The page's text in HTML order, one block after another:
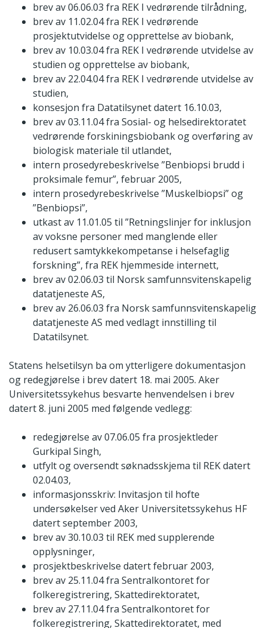
brev av 06.06.03 fra REK I vedrørende tilrådning,
brev av 11.02.04 fra REK I vedrørende
prosjektutvidelse og opprettelse av biobank,
brev av 10.03.04 fra REK I vedrørende utvidelse av
studien og opprettelse av biobank,
brev av 22.04.04 fra REK I vedrørende utvidelse av
studien,
konsesjon fra Datatilsynet datert 16.10.03,
brev av 03.11.04 fra Sosial- og helsedirektoratet
vedrørende forskiningsbiobank og overføring av
biologisk materiale til utlandet,
intern prosedyrebeskrivelse ”Benbiopsi brudd i
proksimale femur”, februar 2005,
intern prosedyrebeskrivelse ”Muskelbiopsi” og
”Benbiopsi”,
utkast av 11.01.05 til ”Retningslinjer for inklusjon
av voksne personer med manglende eller
redusert samtykkekompetanse i helsefaglig
forskning”, fra REK hjemmeside internett,
brev av 02.06.03 til Norsk samfunnsvitenskapelig
datatjeneste AS,
brev av 26.06.03 fra Norsk samfunnsvitenskapelig
datatjeneste AS med vedlagt innstilling til
Datatilsynet.
Statens helsetilsyn ba om ytterligere dokumentasjon
og redegjørelse i brev datert 18. mai 2005. Aker
Universitetssykehus besvarte henvendelsen i brev
datert 8. juni 2005 med følgende vedlegg:
redegjørelse av 07.06.05 fra prosjektleder
Gurkipal Singh,
utfylt og oversendt søknadsskjema til REK datert
02.04.03,
informasjonsskriv: Invitasjon til hofte
undersøkelser ved Aker Universitetssykehus HF
datert september 2003,
brev av 30.10.03 til REK med supplerende
opplysninger,
prosjektbeskrivelse datert februar 2003,
brev av 25.11.04 fra Sentralkontoret for
folkeregistrering, Skattedirektoratet,
brev av 27.11.04 fra Sentralkontoret for
folkeregistrering, Skattedirektoratet, med